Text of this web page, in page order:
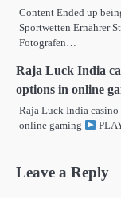
Content Ended up
Sportwetten Ernährer
Fotografen…
Raja Luck India
options in online
Raja Luck India
online gaming
Leave a Reply